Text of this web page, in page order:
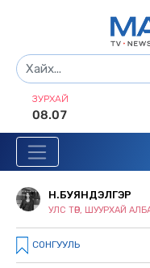
ЗУРХАЙ
08.07
Н.БУЯНДЭЛГЭР
УЛС ТӨР, ШУУРХАЙ
СОНГУУЛЬ